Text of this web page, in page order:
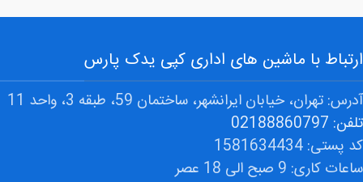
ارتباط با ماشین های اداری کپی یدک پارس
آدرس: تهران، خیابان ایرانشهر، ساختمان 59، طبقه 3، واحد 11
تلفن: 02188860797
کد پستی: 1581634434
ساعات کاری: 9 صبح الی 18 عصر